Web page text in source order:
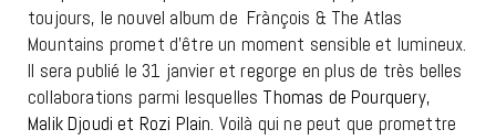
toujours, le nouvel album de Frànçois & The Atlas
Mountains promet d’être un moment sensible et lumineux.
Il sera publié le 31 janvier et regorge en plus de très belles
collaborations parmi lesquelles Thomas de Pourquery,
Malik Djoudi et Rozi Plain. Voilà qui ne peut que promettre